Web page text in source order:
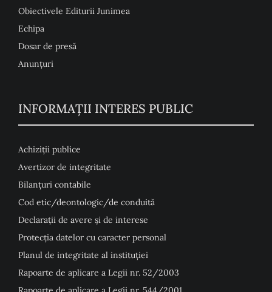
Obiectivele Editurii Junimea
Echipa
Dosar de presă
Anunţuri
INFORMAȚII INTERES PUBLIC
Achiziții publice
Avertizor de integritate
Bilanțuri contabile
Cod etic/deontologic/de conduită
Declarații de avere și de interese
Protecția datelor cu caracter personal
Planul de integritate al instituției
Rapoarte de aplicare a Legii nr. 52/2003